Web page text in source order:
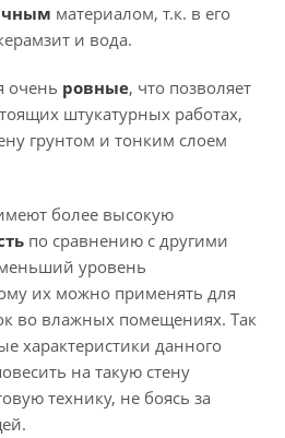
материалом, т.к. в его
и вода.
ровные, что позволяет
штукатурных работах,
грунтом и тонким слоем
более высокую
по сравнению с другими
уровень
их можно применять для
во влажных помещениях. Так
характеристики данного
на такую стену
технику, не боясь за